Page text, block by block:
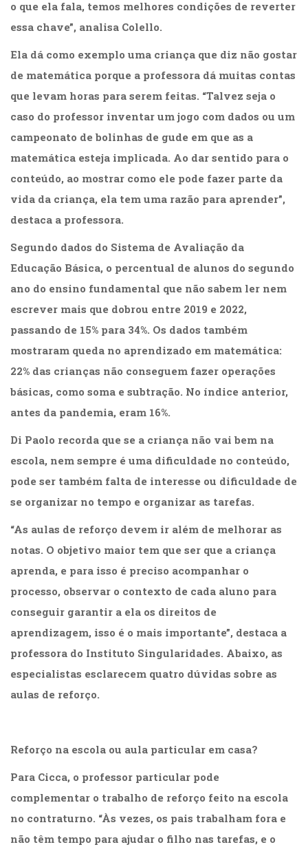
o que ela fala, temos melhores condições de reverter
essa chave”, analisa Colello.
Ela dá como exemplo uma criança que diz não gostar
de matemática porque a professora dá muitas contas
que levam horas para serem feitas. “Talvez seja o
caso do professor inventar um jogo com dados ou um
campeonato de bolinhas de gude em que as a
matemática esteja implicada. Ao dar sentido para o
conteúdo, ao mostrar como ele pode fazer parte da
vida da criança, ela tem uma razão para aprender”,
destaca a professora.
Segundo dados do Sistema de Avaliação da
Educação Básica, o percentual de alunos do segundo
ano do ensino fundamental que não sabem ler nem
escrever mais que dobrou entre 2019 e 2022,
passando de 15% para 34%. Os dados também
mostraram queda no aprendizado em matemática:
22% das crianças não conseguem fazer operações
básicas, como soma e subtração. No índice anterior,
antes da pandemia, eram 16%.
Di Paolo recorda que se a criança não vai bem na
escola, nem sempre é uma dificuldade no conteúdo,
pode ser também falta de interesse ou dificuldade de
se organizar no tempo e organizar as tarefas.
“As aulas de reforço devem ir além de melhorar as
notas. O objetivo maior tem que ser que a criança
aprenda, e para isso é preciso acompanhar o
processo, observar o contexto de cada aluno para
conseguir garantir a ela os direitos de
aprendizagem, isso é o mais importante”, destaca a
professora do Instituto Singularidades. Abaixo, as
especialistas esclarecem quatro dúvidas sobre as
aulas de reforço.
Reforço na escola ou aula particular em casa?
Para Cicca, o professor particular pode
complementar o trabalho de reforço feito na escola
no contraturno. “Às vezes, os pais trabalham fora e
não têm tempo para ajudar o filho nas tarefas, e o